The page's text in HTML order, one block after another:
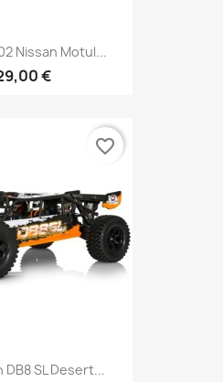
Nissan Motul...
€
SL Desert...
favorite_border